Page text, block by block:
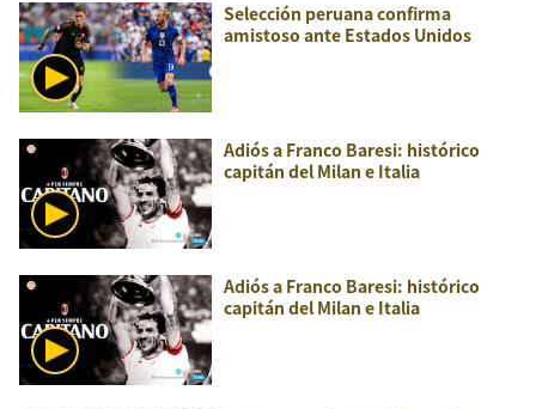
Selección peruana confirma
amistoso ante Estados Unidos
Adiós a Franco Baresi: histórico
capitán del Milan e Italia
Adiós a Franco Baresi: histórico
capitán del Milan e Italia